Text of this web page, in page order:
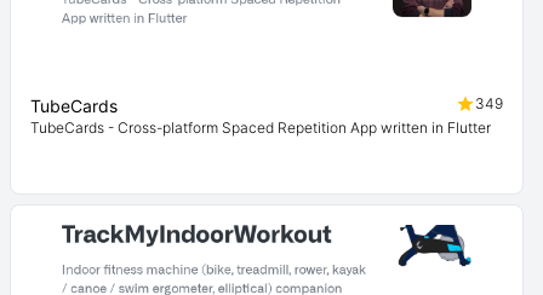
TubeCards
349
TubeCards - Cross-platform Spaced Repetition App written in Flutter